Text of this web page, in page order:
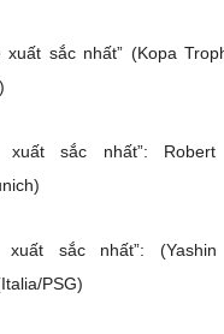
sắc nhất” (Kopa
sắc nhất”: Robert
sắc nhất”: (Yashin
PSG)